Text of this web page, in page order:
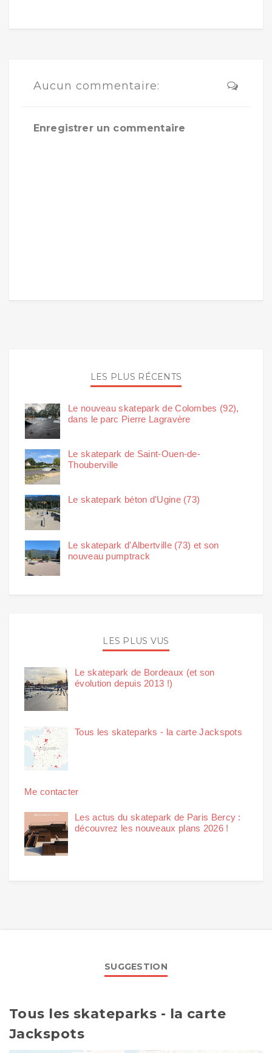
Aucun commentaire:
Enregistrer un commentaire
LES PLUS RÉCENTS
Le nouveau skatepark de Colombes (92),
dans le parc Pierre Lagravère
Le skatepark de Saint-Ouen-de-
Thouberville
Le skatepark béton d'Ugine (73)
Le skatepark d'Albertville (73) et son
nouveau pumptrack
LES PLUS VUS
Le skatepark de Bordeaux (et son
évolution depuis 2013 !)
Tous les skateparks - la carte Jackspots
Me contacter
Les actus du skatepark de Paris Bercy :
découvrez les nouveaux plans 2026 !
SUGGESTION
Tous les skateparks - la carte
Jackspots